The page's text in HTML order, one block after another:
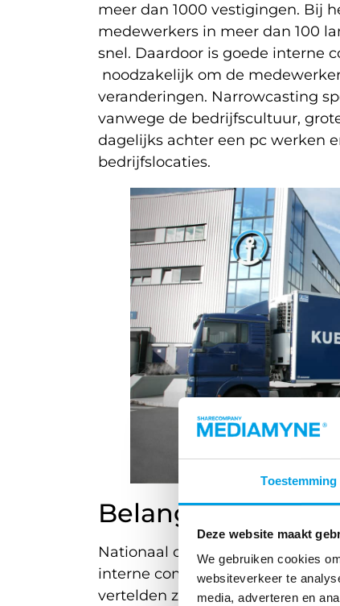
Toestemming
Deze website maakt
We gebruiken cookies
websiteverkeer te
media, adverteren en
meer dan 1000 vestigingen. Bij
medewerkers in meer dan 100
snel. Daardoor is goede interne
noodzakelijk om de
veranderingen. Narrowcasting
vanwege de bedrijfscultuur,
dagelijks achter een pc werken
bedrijfslocaties.
Belang van
Nationaal
interne communicatie Ilse
vertelden ze enthousiast over